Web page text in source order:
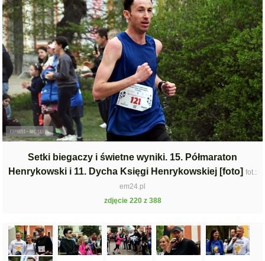
Setki biegaczy i świetne wyniki. 15. Półmaraton
Henrykowski i 11. Dycha Księgi Henrykowskiej [foto] fot.:
em24.pl
zdjęcie 220 z 388